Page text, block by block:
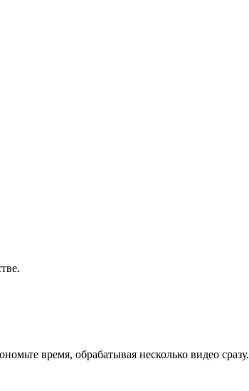
время, обрабатывая несколько видео сразу.